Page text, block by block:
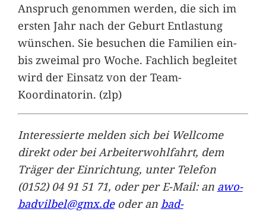
Anspruch genommen werden, die sich im
ersten Jahr nach der Geburt Entlastung
wünschen. Sie besuchen die Familien ein-
bis zweimal pro Woche. Fachlich begleitet
wird der Einsatz von der Team-
Koordinatorin. (zlp)
Interessierte melden sich bei Wellcome
direkt oder bei Arbeiterwohlfahrt, dem
Träger der Einrichtung, unter Telefon
(0152) 04 91 51 71, oder per E-Mail: an awo-
badvilbel@gmx.deoder an bad-